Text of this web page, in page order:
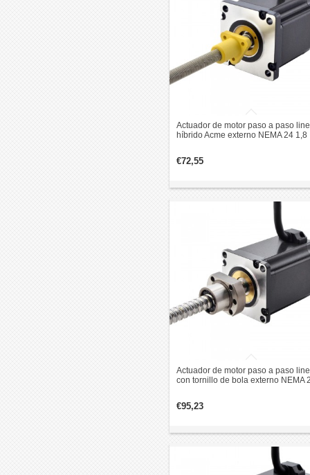
Actuador de motor paso a paso
híbrido Acme externo NEMA 24 1,8
€72,55
Actuador de motor paso a paso
con tornillo de bola externo NEMA
€95,23